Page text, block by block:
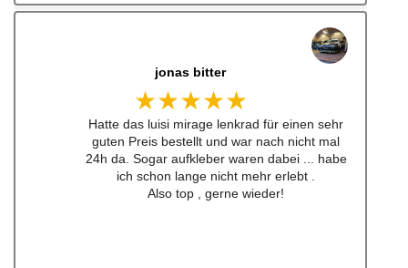
jonas bitter
★★★★★
Hatte das luisi mirage lenkrad für einen sehr
guten Preis bestellt und war nach nicht mal
24h da. Sogar aufkleber waren dabei ... habe
ich schon lange nicht mehr erlebt .
Also top , gerne wieder!